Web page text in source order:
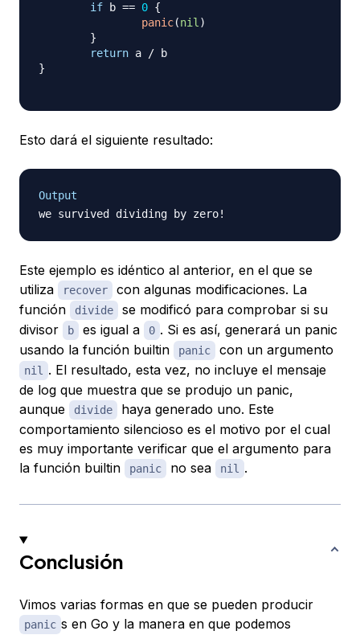
if b == 0 {
panic(nil)
}
return a /
}
Esto dará el siguiente resultado:
Output
Este ejemplo es idéntico al anterior, en el que se
utiliza
recover
con algunas modificaciones. La
función
divide
se modificó para comprobar si su
divisor
b es igual a 0 . Si es así, generará un panic
usando la función builtin
panic con un argumento
nil . El resultado, esta vez, no incluye el mensaje
de log que muestra que se produjo un panic,
aunque
divide
haya generado uno. Este
comportamiento silencioso es el motivo por el cual
es muy importante verificar que el argumento para
la función builtin
panic no sea nil .
Conclusión
Vimos varias formas en que se pueden producir
panic s en Go y la manera en que podemos